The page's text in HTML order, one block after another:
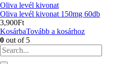
Oliva levél kivonat
Oliva levél kivonat 150mg 60db
3,900Ft
KosárbaTovább a kosárhoz
0 out of 5